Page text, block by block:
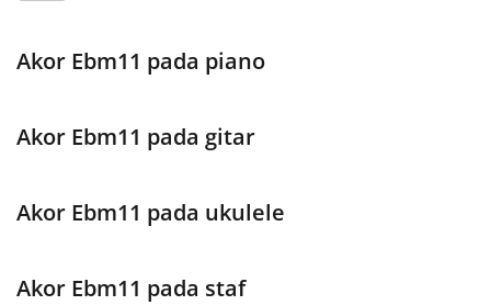
Akor Ebm11 pada piano
Akor Ebm11 pada gitar
Akor Ebm11 pada ukulele
Akor Ebm11 pada staf